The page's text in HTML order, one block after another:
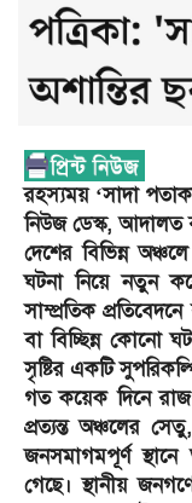
রহস্যময় ‘সাদা
নিউজ ডেস্ক, আদালত
দেশের বিভিন্ন
ঘটনা নিয়ে নতুন
সাম্প্রতিক
বা বিচ্ছিন্ন কোনো
সৃষ্টির একটি
গত কয়েক দিনে
প্রত্যন্ত অঞ্চলের
জনসমাগমপূর্ণ
গেছে। স্থানীয়